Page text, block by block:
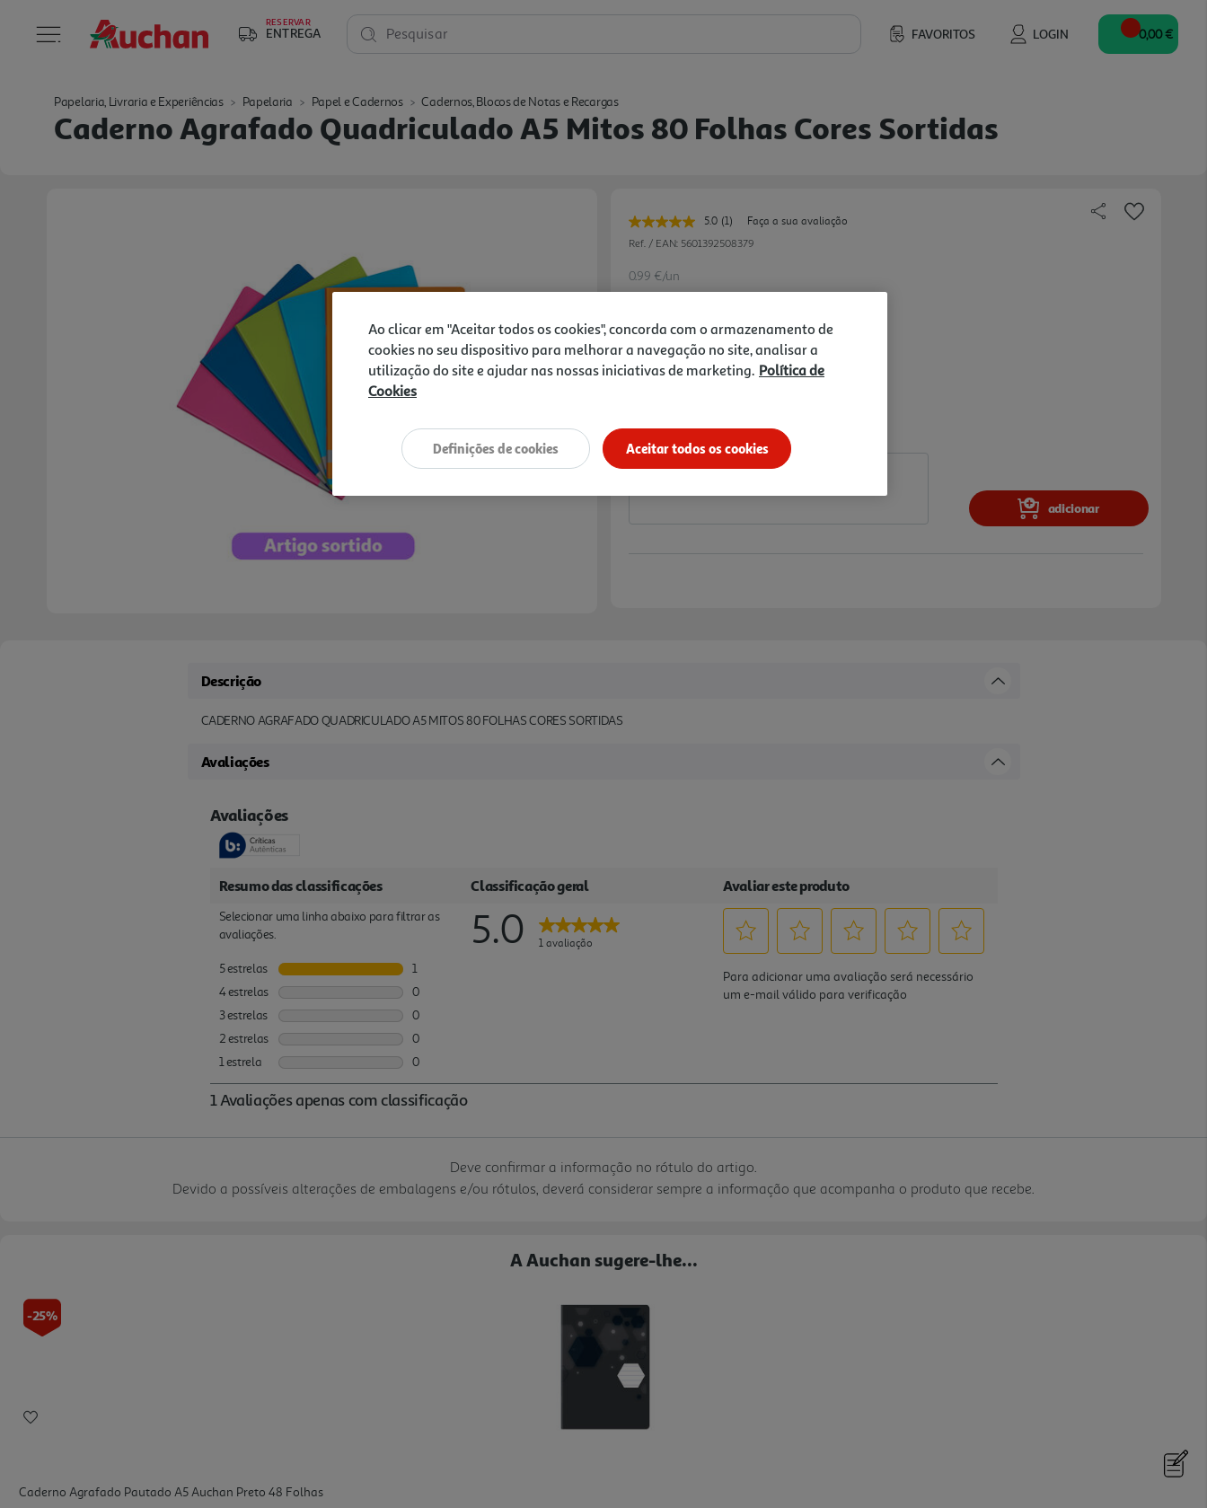
RESERVAR
ENTREGA FAVORITOS LOGIN
Pesquisar 0,00 €
Papelaria, Livraria e Experiências Papelaria Papel e Cadernos Cadernos, Blocos de Notas e Recargas
Caderno Agrafado Quadriculado A5 Mitos 80 Folhas Cores Sortidas
5.0 Leu
uma
página.
(1)
Faça a sua avaliação
Ref. / EAN: 5601392508379
0.99 €/un
Price reduced from
1,19 €to
0,99 €
adicionar
Descrição
CADERNO AGRAFADO QUADRICULADO A5 MITOS 80 FOLHAS CORES SORTIDAS
Avaliações
Deve confirmar a informação no rótulo do artigo.
Devido a possíveis alterações de embalagens e/ou rótulos, deverá considerar sempre a informação que acompanha o produto que recebe.
A Auchan sugere-lhe...
-25%
Caderno Agrafado Pautado A5 Auchan Preto 48 Folhas
Ao clicar em "Aceitar todos os cookies", concorda com o armazenamento de
cookies no seu dispositivo para melhorar a navegação no site, analisar a
utilização do site e ajudar nas nossas iniciativas de marketing. Política de
Cookies
Aceitar todos os cookies
Definições de cookies